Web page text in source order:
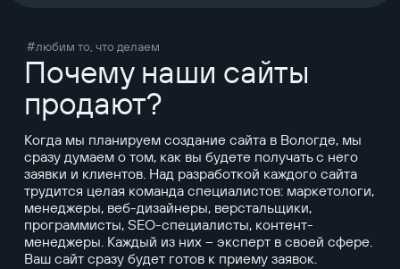
#любим то, что делаем
Почему наши сайты
продают?
Когда мы планируем создание сайта в Вологде, мы
сразу думаем о том, как вы будете получать с него
заявки и клиентов. Над разработкой каждого сайта
трудится целая команда специалистов: маркетологи,
менеджеры, веб-дизайнеры, верстальщики,
программисты, SEO-специалисты, контент-
менеджеры. Каждый из них – эксперт в своей сфере.
Ваш сайт сразу будет готов к приему заявок.